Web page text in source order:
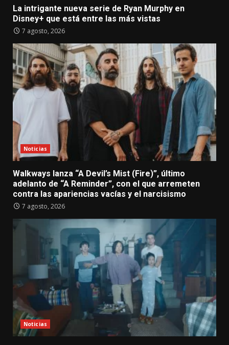
La intrigante nueva serie de Ryan Murphy en
Disney+ que está entre las más vistas
7 agosto, 2026
Noticias
Walkways lanza “A Devil’s Mist (Fire)”, último
adelanto de “A Reminder”, con el que arremeten
contra las apariencias vacías y el narcisismo
7 agosto, 2026
Noticias